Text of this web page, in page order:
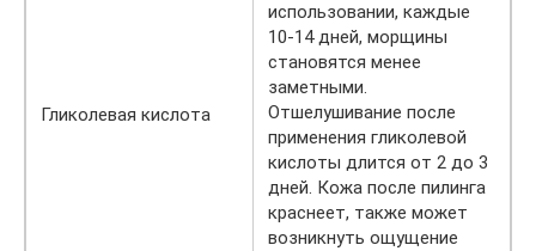
Гликолевая кислота
использовании, каждые
10-14 дней, морщины
становятся менее
заметными.
Отшелушивание после
применения гликолевой
кислоты длится от 2 до 3
дней. Кожа после пилинга
краснеет, также может
возникнуть ощущение